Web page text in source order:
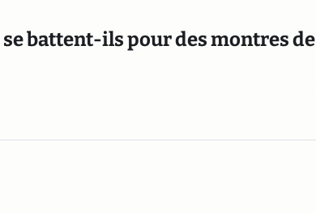
battent-ils pour des montres de